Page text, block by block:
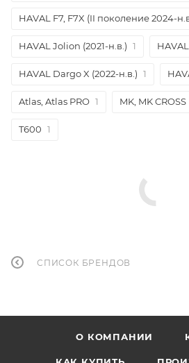
HAVAL F7, F7X (II поколение 2024-
HAVAL Jolion (2021-н.в.) 1
HAVAL Dargo X (2022-н.в.) 1
Atlas, Atlas PRO 1 MK, MK CROSS
T600 1
СПИСОК БРЕНДОВ
О КОМПАНИИ